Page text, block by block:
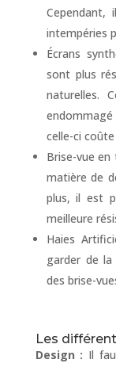
intempéries
Écrans
sont plus
naturelles.
celle-ci
Brise-vue
matière de
plus, il est
meilleure
Haies
garder de
des brise-
Les
Design : Il